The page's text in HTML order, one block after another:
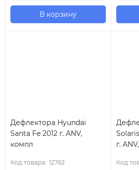
В корзину
Дефлектора Hyundai
Santa Fe 2012 г. ANV,
компл
Код товара: 12762
г.
Код